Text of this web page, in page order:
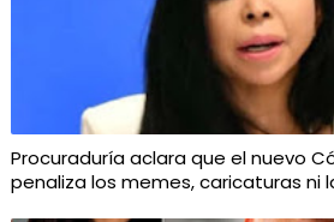
Procuraduría aclara que el nuevo
penaliza los memes, caricaturas ni